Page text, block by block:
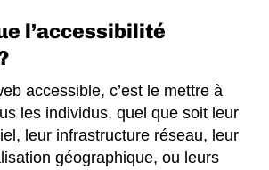
l’accessibilité
accessible, c’est le mettre à
les individus, quel que soit leur
leur infrastructure réseau, leur
géographique, ou leurs